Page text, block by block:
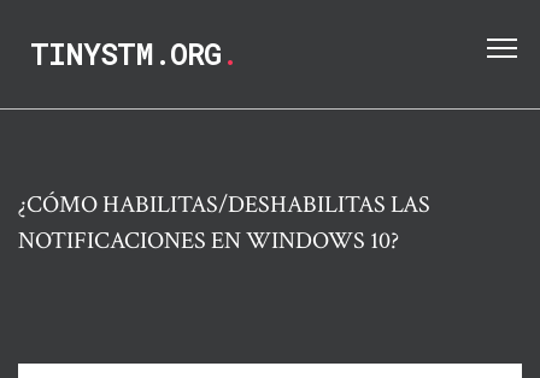
TINYSTM.ORG.
¿CÓMO HABILITAS/DESHABILITAS LAS
NOTIFICACIONES EN WINDOWS 10?